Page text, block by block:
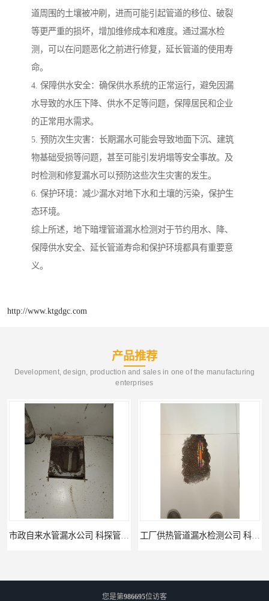
道周围的土壤被冲刷，进而可能引起管道的移位、破裂
等更严重的损坏，增加维修成本和难度。通过漏水检
测，可以在问题恶化之前进行修复，延长管道的使用寿
命。
4. 保障供水安全：确保供水系统的正常运行，避免因漏
水导致的水压下降、供水不足等问题，保障居民和企业
的正常用水需求。
5. 预防次生灾害：长期漏水可能会导致地面下沉、建筑
物基础受损等问题，甚至可能引发坍塌等安全事故。及
时检测和修复漏水可以预防这些次生灾害的发生。
6. 保护环境：减少漏水对地下水和土壤的污染，保护生
态环境。
综上所述，地下暗埋管道漏水检测对于节约用水、降、
保障供水安全、延长管道寿命和保护环境都具有重要意
义。
http://www.ktgdgc.com
产品推荐
Development, design, production and sales in one of the manufacturing
enterprises
公司仪器测漏电话 科探管道工程
您是第986695位访客